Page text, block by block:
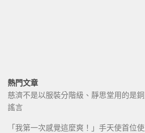
熱門文章
慈濟不是以服裝分階級、靜思堂用的是
謠言
「我第一次感覺這麼爽！」手天使首位